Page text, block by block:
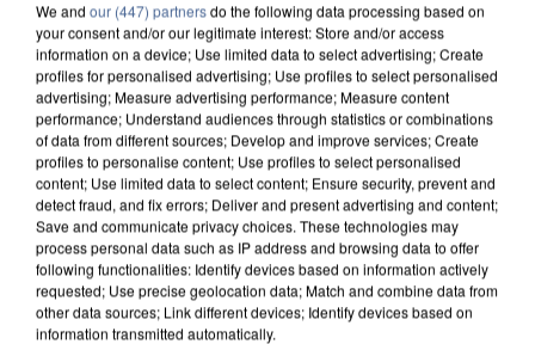
We and our (447) partnersdo the following data processing based on
your consent and/or our legitimate interest: Store and/or access
information on a device; Use limited data to select advertising; Create
profiles for personalised advertising; Use profiles to select personalised
advertising; Measure advertising performance; Measure content
performance; Understand audiences through statistics or combinations
of data from different sources; Develop and improve services; Create
profiles to personalise content; Use profiles to select personalised
content; Use limited data to select content; Ensure security, prevent and
detect fraud, and fix errors; Deliver and present advertising and content;
Save and communicate privacy choices. These technologies may
process personal data such as IP address and browsing data to offer
following functionalities: Identify devices based on information actively
requested; Use precise geolocation data; Match and combine data from
other data sources; Link different devices; Identify devices based on
information transmitted automatically.